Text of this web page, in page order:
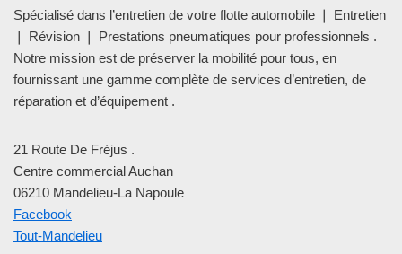
Spécialisé dans l’entretien de votre flotte automobile ❘ Entretien
❘ Révision ❘ Prestations pneumatiques pour professionnels .
Notre mission est de préserver la mobilité pour tous, en
fournissant une gamme complète de services d’entretien, de
réparation et d’équipement .
21 Route De Fréjus .
Centre commercial Auchan
06210 Mandelieu-La Napoule
Facebook
Tout-Mandelieu